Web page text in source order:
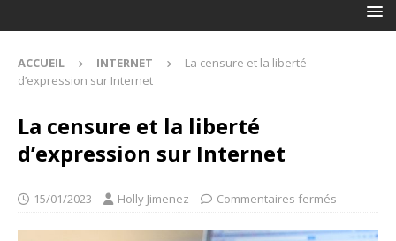
ACCUEIL INTERNET
La censure et la liberté
d’expression sur Internet
La censure et la liberté
d’expression sur Internet
15/01/2023 Holly Jimenez Commentaires fermés